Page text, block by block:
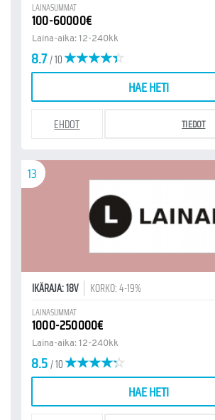
LAINASUMMAT
100-60000€
Laina-aika: 12-240kk
8.7/ 10
HAE HETI
EHDOT TIEDOT
13
IKÄRAJA: 18V KORKO: 4-19%
LAINASUMMAT
1000-250000€
Laina-aika: 12-240kk
8.5/ 10
HAE HETI